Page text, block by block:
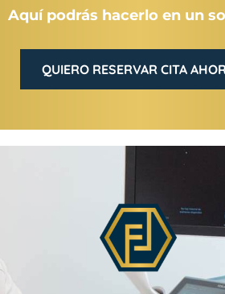
Aquí podrás hacerlo en un
QUIERO RESERVAR CITA